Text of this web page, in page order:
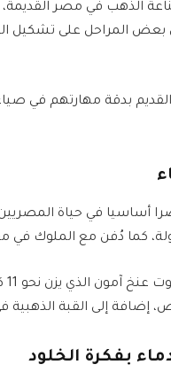
الذهب في مصر
بعض المراحل على
بدقة مهارتهم في
أساسيا في حياة
كما دُفن مع الملوك في
بفكرة الخلود